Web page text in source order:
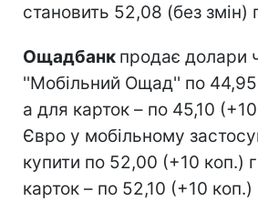
становить 52,08 (без змін)
Ощадбанк продає долари
''Мобільний Ощад'' по 44,95
а для карток – по 45,10
Євро у мобільному
купити по 52,00 (+10 коп.)
карток – по 52,10 (+10 коп.)